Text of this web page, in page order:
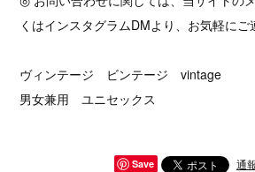
くはインスタグラムDMより、お気軽にご
ヴィンテージ ビンテージ vintage
男女兼用 ユニセックス
Save 通